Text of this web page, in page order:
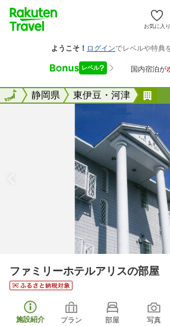
お気に入り
全国静岡県 東伊豆・河津
全国
ファミリーホテルアリスの部屋
施設紹介 プラン 部屋 写真